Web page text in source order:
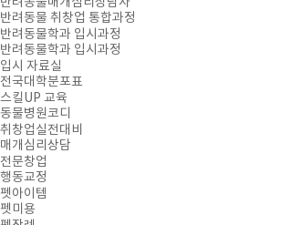
반려동물 취창업 통합과정
반려동물학과 입시과정
반려동물학과 입시과정
입시 자료실
전국대학분포표
스킬UP 교육
동물병원코디
취창업실전대비
매개심리상담
전문창업
행동교정
펫아이템
펫미용